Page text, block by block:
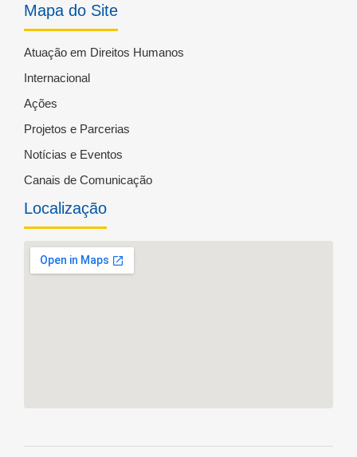
Mapa do Site
Atuação em Direitos Humanos
Internacional
Ações
Projetos e Parcerias
Notícias e Eventos
Canais de Comunicação
Localização